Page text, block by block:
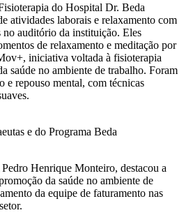
do Hospital Dr. Beda
atividades laborais e relaxamento com
no auditório da instituição. Eles
de relaxamento e meditação por
iniciativa voltada à fisioterapia
saúde no ambiente de trabalho. Foram
e repouso mental, com técnicas
e do Programa Beda
Henrique Monteiro, destacou a
da saúde no ambiente de
da equipe de faturamento nas